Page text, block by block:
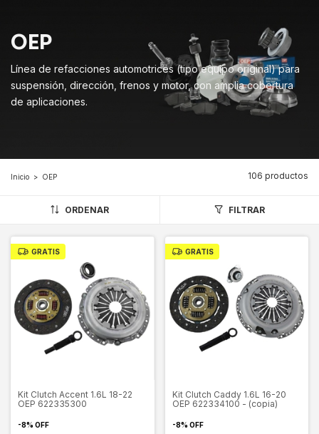
OEP
Línea de refacciones automotrices (tipo equipo original) para
suspensión, dirección, frenos y motor, con amplia cobertura
de aplicaciones.
Inicio > OEP 106 productos
ORDENAR FILTRAR
GRATIS
Kit Clutch Accent 1.6L 18-22
OEP 622335300
-8% OFF
GRATIS
Kit Clutch Caddy 1.6L 16-20
OEP 622334100 - (copia)
-8% OFF